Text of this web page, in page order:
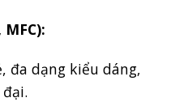
đa dạng kiểu dáng,